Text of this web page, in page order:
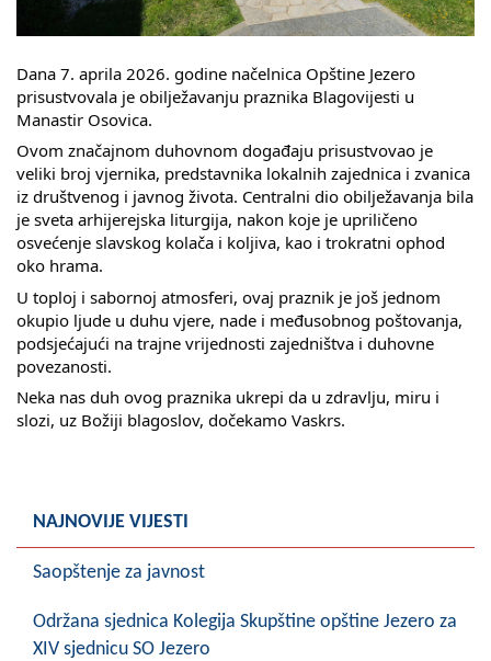
Skupštinsko vijeće opštine jezero
Službeni Glasnici
OPŠTINSKA UPRAVA
INFO
Vijesti
Aktivnosti
Javni pozivi
Obavještenja
Geoistraživanja
PRIVREDA
Dana 7. aprila 2026. godine načelnica Opštine Jezero
prisustvovala je obilježavanju praznika Blagovijesti u
Manastir Osovica.
Ovom značajnom duhovnom događaju prisustvovao je
veliki broj vjernika, predstavnika lokalnih zajednica i zvanica
iz društvenog i javnog života. Centralni dio obilježavanja bila
je sveta arhijerejska liturgija, nakon koje je upriličeno
osvećenje slavskog kolača i koljiva, kao i trokratni ophod
oko hrama.
U toploj i sabornoj atmosferi, ovaj praznik je još jednom
okupio ljude u duhu vjere, nade i međusobnog poštovanja,
podsjećajući na trajne vrijednosti zajedništva i duhovne
povezanosti.
Neka nas duh ovog praznika ukrepi da u zdravlju, miru i
slozi, uz Božiji blagoslov, dočekamo Vaskrs.
NAJNOVIJE VIJESTI
Saopštenje za javnost
Održana sjednica Kolegija Skupštine opštine Jezero za
XIV sjednicu SO Jezero